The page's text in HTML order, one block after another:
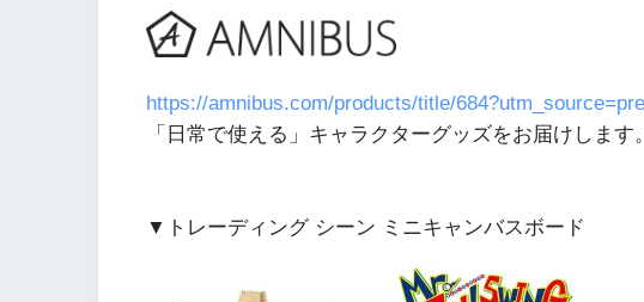
https://amnibus.com/products/title/
「日常で使える」キャラクターグッズをお届けします。
▼トレーディング シーン ミニキャンバスボード